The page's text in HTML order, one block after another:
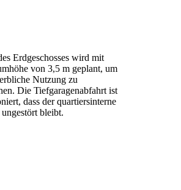
Erdgeschosses wird mit
von 3,5 m geplant, um
Nutzung zu
Die Tiefgaragenabfahrt ist
dass der quartiersinterne
bleibt.